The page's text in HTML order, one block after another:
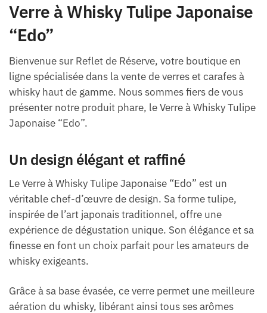
Verre à Whisky Tulipe Japonaise
“Edo”
Bienvenue sur Reflet de Réserve, votre boutique en
ligne spécialisée dans la vente de verres et carafes à
whisky haut de gamme. Nous sommes fiers de vous
présenter notre produit phare, le Verre à Whisky Tulipe
Japonaise “Edo”.
Un design élégant et raffiné
Le Verre à Whisky Tulipe Japonaise “Edo” est un
véritable chef-d’œuvre de design. Sa forme tulipe,
inspirée de l’art japonais traditionnel, offre une
expérience de dégustation unique. Son élégance et sa
finesse en font un choix parfait pour les amateurs de
whisky exigeants.
Grâce à sa base évasée, ce verre permet une meilleure
aération du whisky, libérant ainsi tous ses arômes